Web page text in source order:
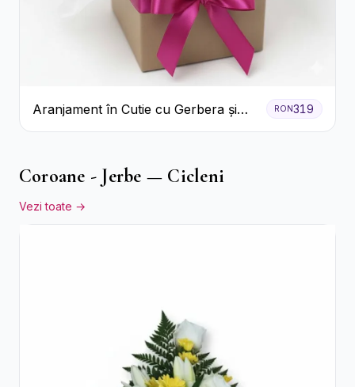
Aranjament în Cutie cu Gerbera și
Trandafiri Roz
RON319
Coroane - Jerbe — Cicleni
Vezi toate →